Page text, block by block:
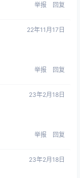
举报 回复
22年11月17日
举报 回复
23年2月18日
举报 回复
23年2月18日